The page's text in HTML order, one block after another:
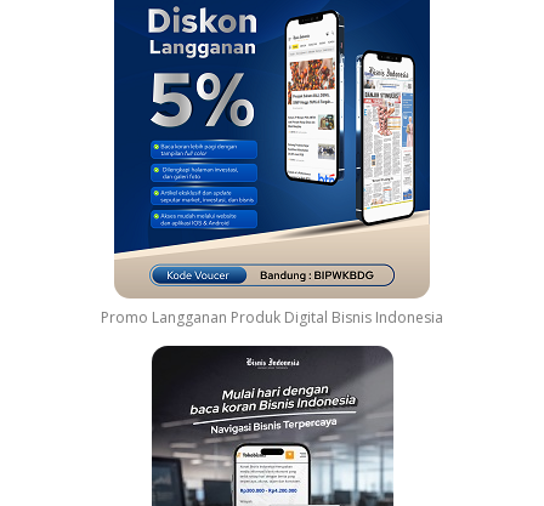
Promo Langganan Produk Digital Bisnis Indonesia